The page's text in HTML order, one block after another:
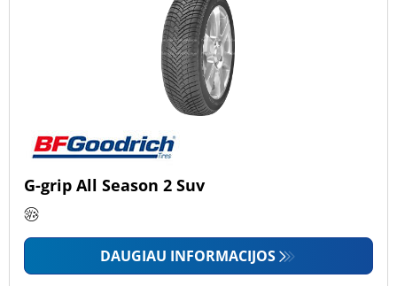
G-grip All Season 2 Suv
DAUGIAU INFORMACIJOS